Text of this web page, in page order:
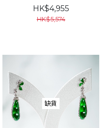
HK$4,955
HK$5,574
缺貨